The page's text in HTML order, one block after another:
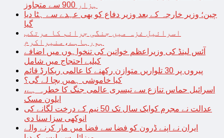
ہزار 900 سے متجاوز
چین؛ وزیر خارجہ کے بعد وزیر دفاع کو بھی عہدے سے ہٹا دیا
گیا
اسرائیل غزہ میں جنگی جرائم کا مرتکب
ہورہاہے،منیراکرم
آئس لینڈ کی وزیراعظم خواتین کی تنخواہوں میں اضافے
کیلیے احتجاج میں شامل
پیروں پر 30 تلواریں متوازن رکھنے کا عالمی ریکارڈ قائم
کیا خاموشی ہمیں بچا لے گی؟
اسرائیل حماس تنازع سے تیسری عالمی جنگ کا خطرہ ہے،
ایلون مسک
عدالت نے مجرم کوایک سال تک 50 نیم کے درخت لگانے کی
انوکھی سزا سنا دی
ایران نے اپنے ڈرون کو فضا سے فضا میں مار کرنے والے